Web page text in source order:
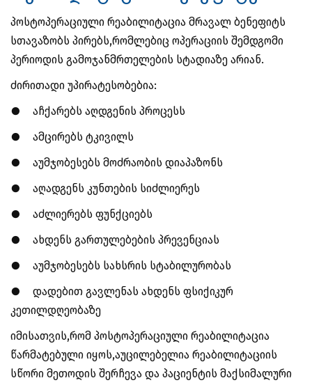
პოსტოპერაციული რეაბილიტაცია მრავალ ბენეფიტს
სთავაზობს პირებს,რომლებიც ოპერაციის შემდგომი
პერიოდის გამოჯანმრთელების სტადიაზე არიან.
ძირითადი უპირატესობებია:
●
აჩქარებს აღდგენის პროცესს
●
ამცირებს ტკივილს
●
აუმჯობესებს მოძრაობის დიაპაზონს
●
აღადგენს კუნთების სიძლიერეს
●
აძლიერებს ფუნქციებს
●
ახდენს გართულებების პრევენციას
●
აუმჯობესებს სახსრის სტაბილურობას
●
დადებით გავლენას ახდენს ფსიქიკურ
კეთილდღეობაზე
იმისათვის,რომ პოსტოპერაციული რეაბილიტაცია
წარმატებული იყოს,აუცილებელია რეაბილიტაციის
სწორი მეთოდის შერჩევა და პაციენტის მაქსიმალური